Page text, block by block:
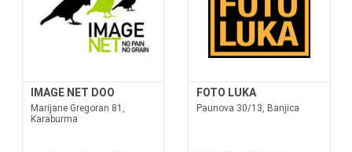
IMAGE NET DOO
Marijane Gregoran 81,
Karaburma
FOTO LUKA
Paunova 30/13, Banjica